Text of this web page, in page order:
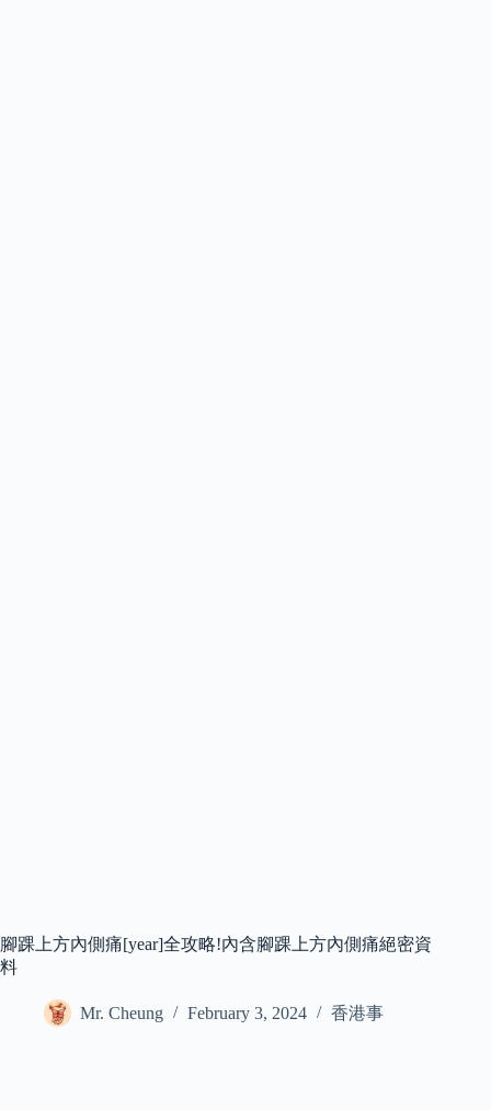
腳踝上方內側痛[year]全攻略!內含腳踝上方內側痛絕密資
料
Mr. Cheung February 3, 2024 香港事